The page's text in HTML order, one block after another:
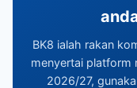
BK8 ialah rakan
menyertai platform
2026/27,